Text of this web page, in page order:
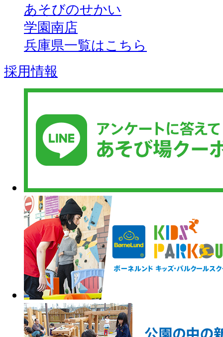
あそびのせかい
学園南店
兵庫県一覧はこちら
採用情報